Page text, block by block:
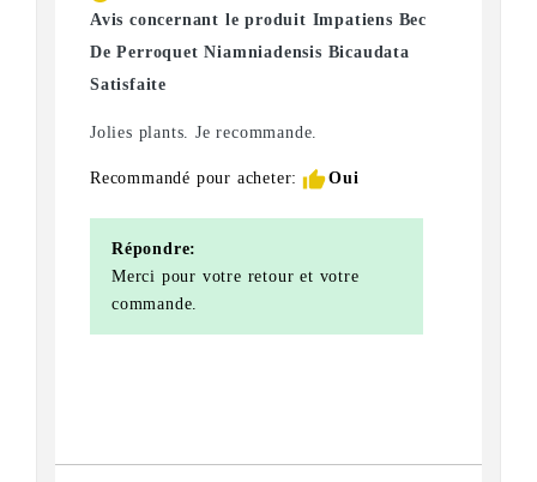
Avis concernant le produit Impatiens Bec
De Perroquet Niamniadensis Bicaudata
Satisfaite
Jolies plants. Je recommande.
Recommandé pour acheter: thumb_upOui
Répondre:
Merci pour votre retour et votre
commande.